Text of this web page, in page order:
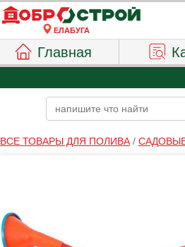
ЕЛАБУГА
Главная
ВСЕ ТОВАРЫ ДЛЯ ПОЛИВА/